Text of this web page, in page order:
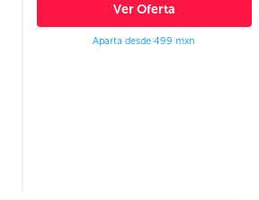
Ver Oferta
Aparta desde 499 mxn